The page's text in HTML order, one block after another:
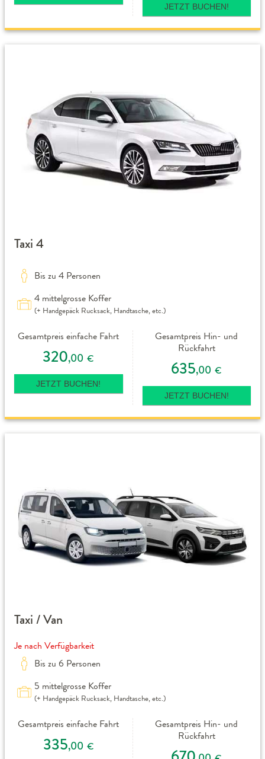
JETZT BUCHEN!
Taxi 4
Bis zu 4 Personen
4 mittelgrosse Koffer
(+ Handgepäck Rucksack, Handtasche, etc.)
Gesamtpreis einfache Fahrt
320,00 €
JETZT BUCHEN!
Gesamtpreis Hin- und
Rückfahrt
635,00 €
JETZT BUCHEN!
Taxi / Van
Je nach Verfügbarkeit
Bis zu 6 Personen
5 mittelgrosse Koffer
(+ Handgepäck Rucksack, Handtasche, etc.)
Gesamtpreis einfache Fahrt
335,00 €
Gesamtpreis Hin- und
Rückfahrt